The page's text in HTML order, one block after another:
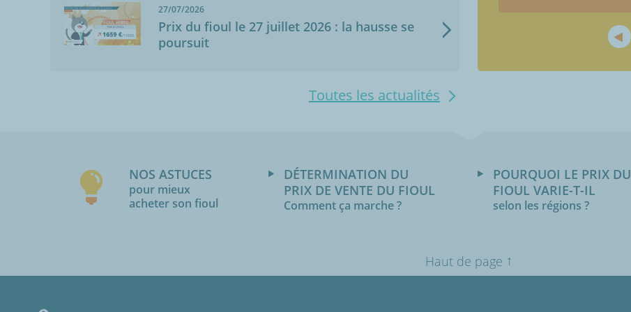
27/07/2026
Prix du fioul le 27 juillet 2026 : la hausse se
poursuit
Toutes les actualités
NOS ASTUCES
pour mieux
acheter son fioul
DÉTERMINATION DU
PRIX DE VENTE DU FIOUL
Comment ça marche ?
POURQUOI LE PRIX DU
FIOUL VARIE-T-IL
selon les régions ?
Haut de page ↑